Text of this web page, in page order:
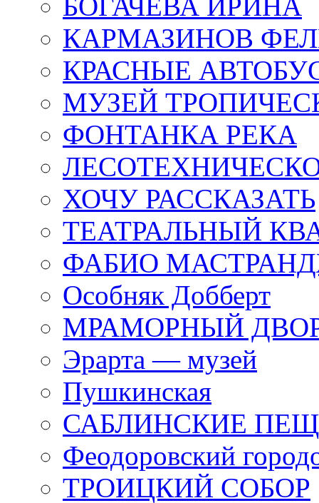
КАРМАЗИНОВ
КРАСНЫЕ
МУЗЕЙ
ФОНТАНКА РЕКА
ХОЧУ РАССКАЗАТЬ
ТЕАТРАЛЬНЫЙ
ФАБИО
Особняк Добберт
МРАМОРНЫЙ
Эрарта — музей
Пушкинская
САБЛИНСКИЕ
Феодоровский
ТРОИЦКИЙ СОБОР